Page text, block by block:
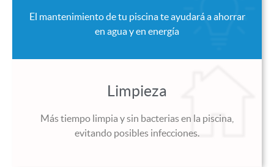
El mantenimiento de tu piscina te ayudará a ahorrar
en agua y en energía
Limpieza
Más tiempo limpia y sin bacterias en la piscina,
evitando posibles infecciones.